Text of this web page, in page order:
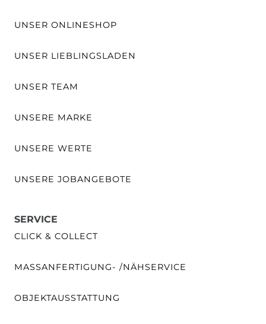
UNSER ONLINESHOP
UNSER LIEBLINGSLADEN
UNSER TEAM
UNSERE MARKE
UNSERE WERTE
UNSERE JOBANGEBOTE
SERVICE
CLICK & COLLECT
MASSANFERTIGUNG- /NÄHSERVICE
OBJEKTAUSSTATTUNG